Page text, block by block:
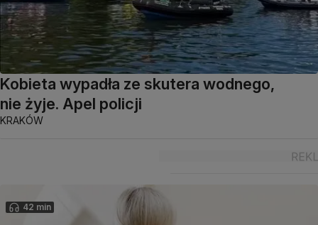
Kobieta wypadła ze skutera wodnego,
nie żyje. Apel policji
KRAKÓW
42 min